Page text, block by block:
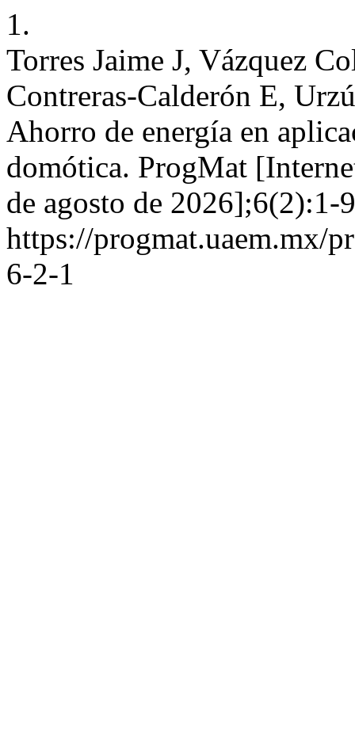
1.
Torres Jaime J, Vázquez
Contreras-Calderón E,
Ahorro de energía en
domótica. ProgMat
de agosto de 2026];6(2):1-
https://progmat.uaem.mx/
6-2-1